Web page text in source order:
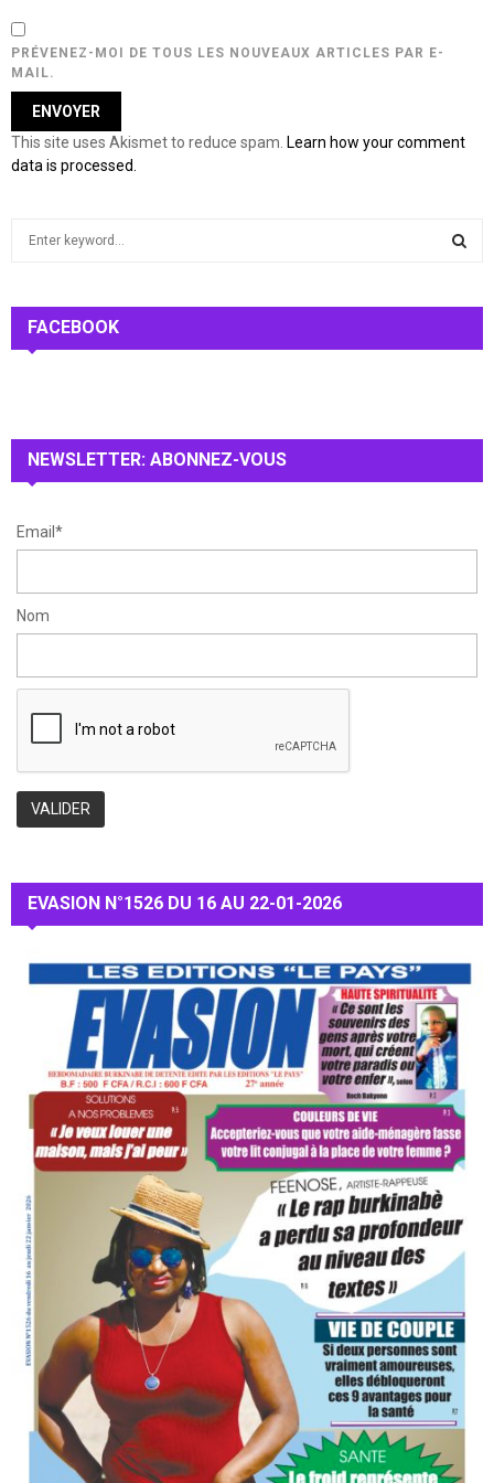
PRÉVENEZ-MOI DE TOUS LES NOUVEAUX ARTICLES PAR E-
MAIL.
This site uses Akismet to reduce spam. Learn how your comment
data is processed.
h
:
FACEBOOK
NEWSLETTER: ABONNEZ-VOUS
Email*
Nom
EVASION N°1526 DU 16 AU 22-01-2026